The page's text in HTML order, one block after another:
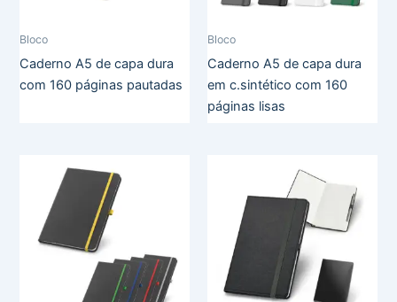
Bloco
Caderno A5 de capa dura
com 160 páginas pautadas
Bloco
Caderno A5 de capa dura
em c.sintético com 160
páginas lisas